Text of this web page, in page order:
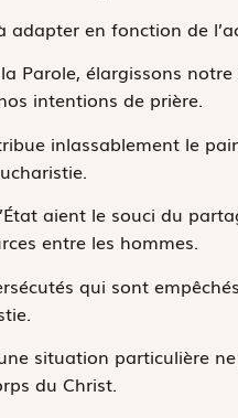
en fonction de
Parole, élargissons
intentions de prière.
inlassablement le
aient le souci du
entre les hommes.
qui sont empêchés
situation particulière
du Christ.